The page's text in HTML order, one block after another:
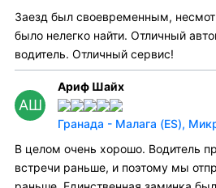
Заезд был своевременным,
было нелегко найти. Отличный
водитель. Отличный сервис!
АШ
Ариф Шайх
Гранада - Малага (ES),
В целом очень хорошо. Водитель
встречи раньше, и поэтому мы